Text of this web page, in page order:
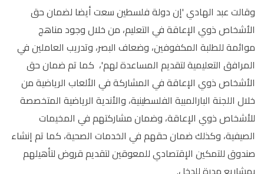
وقالت عبد الهادي 'إن دولة فلسطين سعت أيضا لضمان حق
الأشخاص ذوي الإعاقة في التعليم، من خلال وجود مناهج
موائمة للطلبة المكفوفين، وضعاف البصر، وتدريب العاملين في
المرافق التعليمية لتقديم المساعدة لهم'، كما تم ضمان حق
الأشخاص ذوي الإعاقة في المشاركة في الألعاب الرياضية من
خلال اللجنة البارالمبية الفلسطينية، والأندية الرياضية المتخصصة
للأشخاص ذوي الإعاقة، وضمان مشاركتهم في المخيمات
الصيفية، وكذلك ضمان حقهم في الخدمات الصحية، كما تم إنشاء
صندوق للتمكين الإقتصادي للمعوقين لتقديم قروض لتأهيلهم